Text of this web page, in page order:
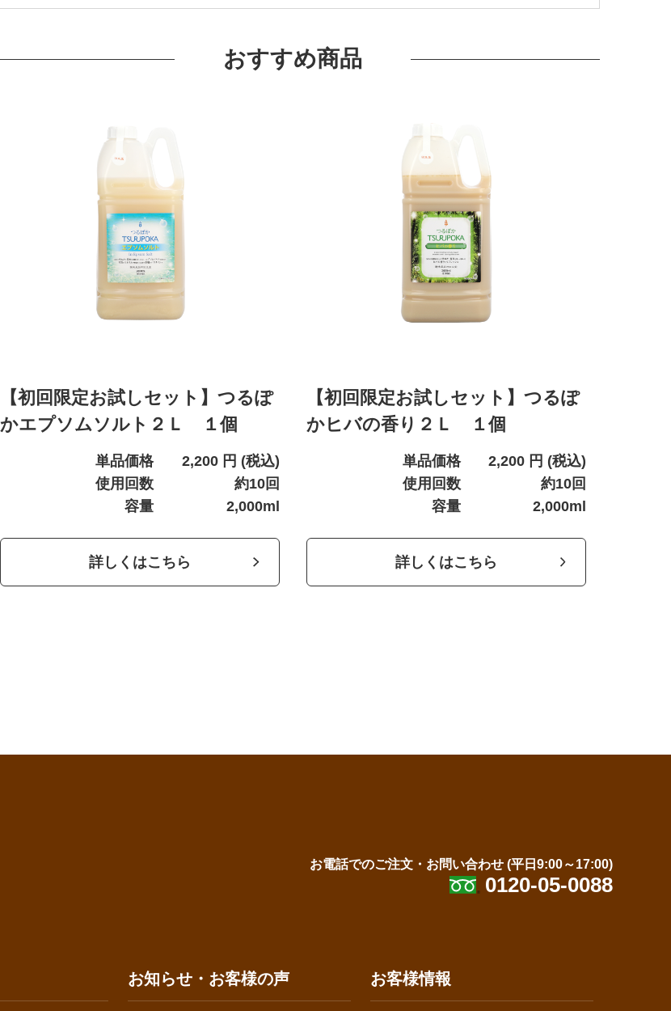
おすすめ商品
【初回限定お試しセット】つるぽ
かエプソムソルト２Ｌ １個
単品価格 2,200 円 (税込)
使用回数
約10回
容量
2,000ml
詳しくはこちら
【初回限定お試しセット】つるぽ
かヒバの香り２Ｌ １個
単品価格 2,200 円 (税込)
使用回数
約10回
容量
2,000ml
詳しくはこちら
お電話でのご注文・お問い合わせ (平日9:00～17:00)
0120-05-0088
お知らせ・お客様の声 お客様情報